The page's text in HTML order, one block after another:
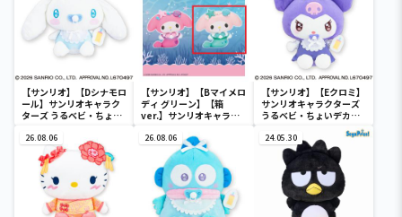
【サンリオ】【Dシナモロ
ール】サンリオキャラク
ターズ うるベビ・ちょい
【サンリオ】【Bマイメロ
ディ グリーン】【箱
ver.】サンリオキャラク
SOFVIMATES～マイメロ
ディ マーメイドver. ～
【サンリオ】【Eクロミ】
サンリオキャラクターズ
うるベビ・ちょいデカド
26.08.06 26.08.06 24.05.30